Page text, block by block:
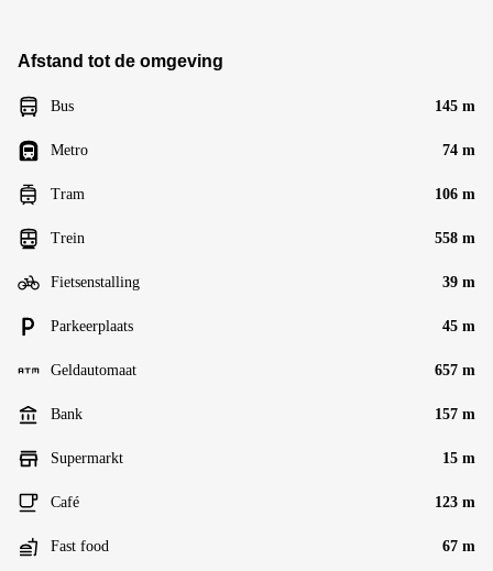
Afstand tot de omgeving
Bus 145 m
Metro 74 m
Tram 106 m
Trein 558 m
Fietsenstalling 39 m
Parkeerplaats 45 m
Geldautomaat 657 m
Bank 157 m
Supermarkt 15 m
Café 123 m
Fast food 67 m